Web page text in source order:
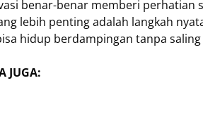
benar-benar memberi perhatian
lebih penting adalah langkah
hidup berdampingan tanpa
JUGA: